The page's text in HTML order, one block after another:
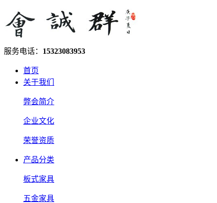
服务电话： 15323083953
首页
关于我们
弊会简介
企业文化
荣誉资质
产品分类
板式家具
五金家具